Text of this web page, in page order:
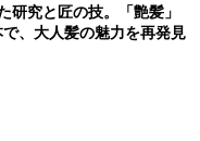
研究と匠の技。「艶髪」
、大人髪の魅力を再発見